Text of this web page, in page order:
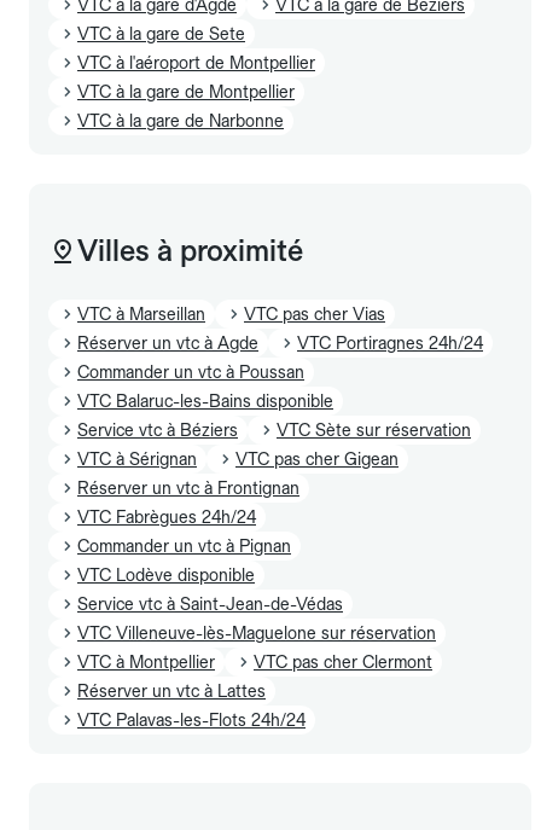
VTC à la gare d'Agde
VTC à la gare de Beziers
VTC à la gare de Sete
VTC à l'aéroport de Montpellier
VTC à la gare de Montpellier
VTC à la gare de Narbonne
Villes à proximité
VTC à Marseillan
VTC pas cher Vias
Réserver un vtc à Agde
VTC Portiragnes 24h/24
Commander un vtc à Poussan
VTC Balaruc-les-Bains disponible
Service vtc à Béziers
VTC Sète sur réservation
VTC à Sérignan
VTC pas cher Gigean
Réserver un vtc à Frontignan
VTC Fabrègues 24h/24
Commander un vtc à Pignan
VTC Lodève disponible
Service vtc à Saint-Jean-de-Védas
VTC Villeneuve-lès-Maguelone sur réservation
VTC à Montpellier
VTC pas cher Clermont
Réserver un vtc à Lattes
VTC Palavas-les-Flots 24h/24